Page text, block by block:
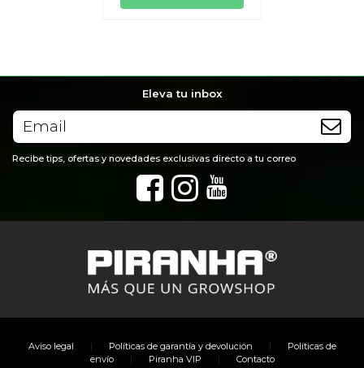
Eleva tu inbox
Recibe tips, ofertas y novedades exclusivas directo a tu correo
Aviso legal | Políticas de garantía y devolución |
Políticas de
envío
| Piranha VIP | Contacto